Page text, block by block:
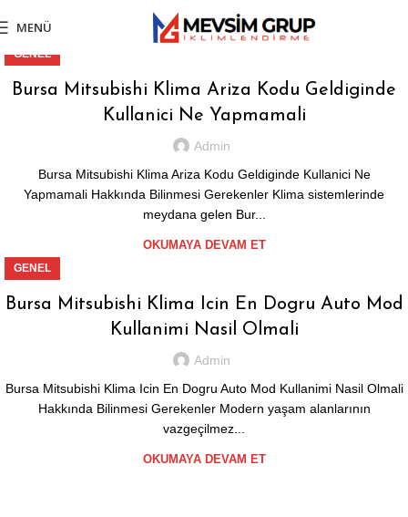
MENÜ
GENEL
Bursa Mitsubishi Klima Ariza Kodu Geldiginde
Kullanici Ne Yapmamali
Admin
Bursa Mitsubishi Klima Ariza Kodu Geldiginde Kullanici Ne
Yapmamali Hakkında Bilinmesi Gerekenler Klima sistemlerinde
meydana gelen Bur...
OKUMAYA DEVAM ET
GENEL
Bursa Mitsubishi Klima Icin En Dogru Auto Mod
Kullanimi Nasil Olmali
Admin
Bursa Mitsubishi Klima Icin En Dogru Auto Mod Kullanimi Nasil Olmali
Hakkında Bilinmesi Gerekenler Modern yaşam alanlarının
vazgeçilmez...
OKUMAYA DEVAM ET